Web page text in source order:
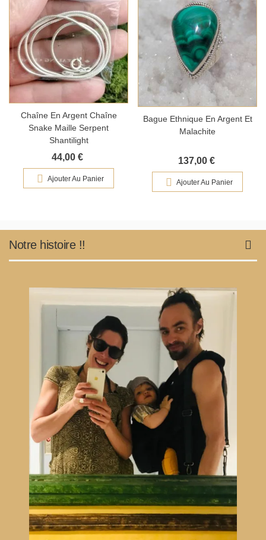
Chaîne En Argent Chaîne
Snake Maille Serpent
Shantilight
44,00 €
Ajouter Au Panier
Bague Ethnique En Argent Et
Malachite
137,00 €
Ajouter Au Panier
Notre histoire !!